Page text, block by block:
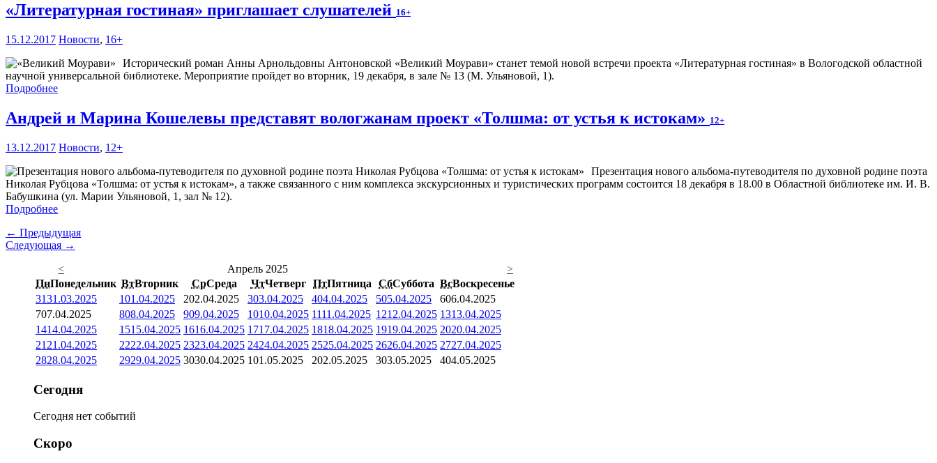
«Литературная гостиная» приглашает слушателей 16+
15.12.2017 Новости, 16+
Исторический роман Анны Арнольдовны Антоновской «Великий Моурави» станет темой новой встречи проекта «Литературная гостиная» в Вологодской областной
научной универсальной библиотеке. Мероприятие пройдет во вторник, 19 декабря, в зале № 13 (М. Ульяновой, 1).
Подробнее
Андрей и Марина Кошелевы представят вологжанам проект «Толшма: от устья к истокам» 12+
13.12.2017 Новости, 12+
Презентация нового альбома-путеводителя по духовной родине поэта
Николая Рубцова «Толшма: от устья к истокам», а также связанного с ним комплекса экскурсионных и туристических программ состоится 18 декабря в 18.00 в Областной библиотеке им. И. В.
Бабушкина (ул. Марии Ульяновой, 1, зал № 12).
Подробнее
← Предыдущая
Следующая →
<
Апрель 2025
>
ПнПонедельник ВтВторник СрСреда ЧтЧетверг ПтПятница СбСуббота ВсВоскресенье
3131.03.2025 101.04.2025 202.04.2025 303.04.2025 404.04.2025 505.04.2025 606.04.2025
707.04.2025 808.04.2025 909.04.2025 1010.04.2025 1111.04.2025 1212.04.2025 1313.04.2025
1414.04.2025 1515.04.2025 1616.04.2025 1717.04.2025 1818.04.2025 1919.04.2025 2020.04.2025
21 21.04.2025 2222.04.2025 2323.04.2025 2424.04.2025 2525.04.2025 2626.04.2025 2727.04.2025
2828.04.2025 2929.04.2025 3030.04.2025 101.05.2025 202.05.2025 303.05.2025 404.05.2025
Сегодня
Сегодня нет событий
Скоро